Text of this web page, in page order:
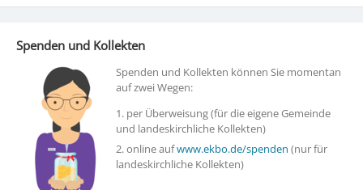
Spenden und Kollekten
Spenden und Kollekten können Sie momentan
auf zwei Wegen:
1. per Überweisung (für die eigene Gemeinde
und landeskirchliche Kollekten)
2. online aufwww.ekbo.de/spenden (nur für
landeskirchliche Kollekten)